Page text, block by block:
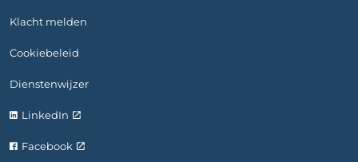
Klacht melden
Cookiebeleid
Dienstenwijzer
LinkedIn
Facebook